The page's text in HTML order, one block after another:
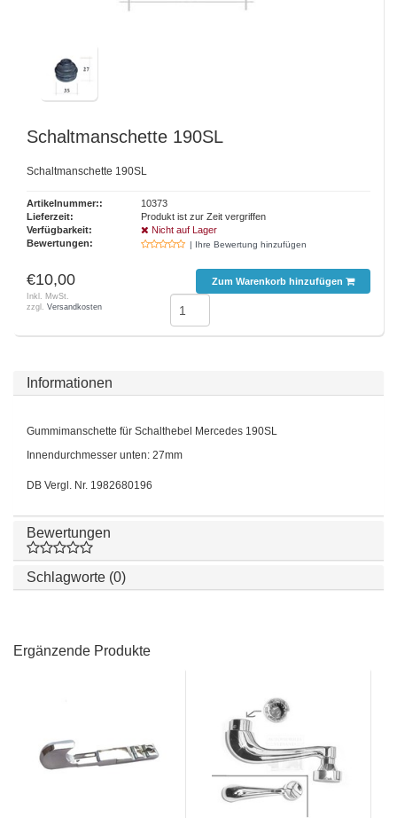
Schaltmanschette 190SL
Schaltmanschette 190SL
Artikelnummer::
10373
Lieferzeit:
Produkt ist zur Zeit vergriffen
Verfügbarkeit:
Nicht auf Lager
Bewertungen:
| Ihre Bewertung hinzufügen
€10,00
Inkl. MwSt.
zzgl. Versandkosten
Zum Warenkorb hinzufügen
Informationen
Gummimanschette für Schalthebel Mercedes 190SL
Innendurchmesser unten: 27mm
DB Vergl. Nr. 1982680196
Bewertungen
Schlagworte (0)
Ergänzende Produkte